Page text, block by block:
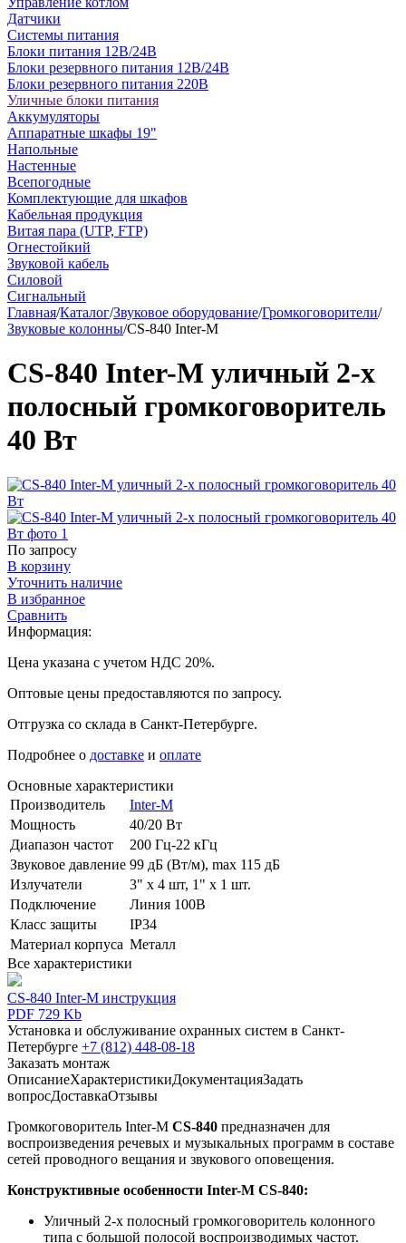
Датчики
Системы питания
Блоки питания 12В/24В
Блоки резервного питания 12В/24В
Блоки резервного питания 220В
Уличные блоки питания
Аккумуляторы
Аппаратные шкафы 19"
Напольные
Настенные
Всепогодные
Комплектующие для шкафов
Кабельная продукция
Витая пара (UTP, FTP)
Огнестойкий
Звуковой кабель
Силовой
Сигнальный
Главная/Каталог/Звуковое оборудование/Громкоговорители/
Звуковые колонны/CS-840 Inter-M
CS-840 Inter-M уличный 2-х
полосный громкоговоритель
40 Вт
По запросу
В корзину
Уточнить наличие
В избранное
Сравнить
Информация:
Цена указана с учетом НДС 20%.
Оптовые цены предоставляются по запросу.
Отгрузка со склада в Санкт-Петербурге.
Подробнее о доставке и оплате
Основные характеристики
Производитель
Inter-M
Мощность
40/20 Вт
Диапазон частот
200 Гц-22 кГц
Звуковое давление 99 дБ (Вт/м), max 115 дБ
Излучатели
3" х 4 шт, 1" х 1 шт.
Подключение
Линия 100В
Класс защиты
IP34
Материал корпуса Металл
Все характеристики
CS-840 Inter-M инструкция
PDF 729 Kb
Установка и обслуживание охранных систем в Санкт-
Петербурге +7 (812) 448-08-18
Заказать монтаж
ОписаниеХарактеристикиДокументацияЗадать
вопросДоставкаОтзывы
Громкоговоритель Inter-M CS-840 предназначен для
воспроизведения речевых и музыкальных программ в составе
сетей проводного вещания и звукового оповещения.
Конструктивные особенности Inter-M CS-840:
Уличный 2-х полосный громкоговоритель колонного
типа с большой полосой воспроизводимых частот.